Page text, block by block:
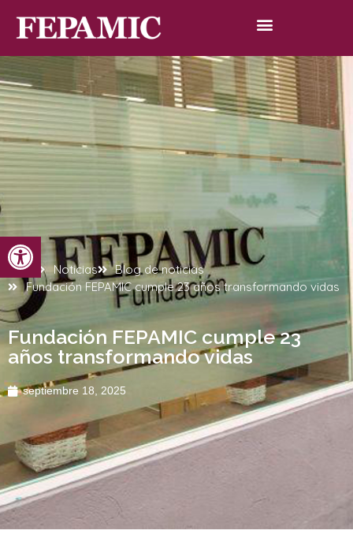
Abrir barra de herramientas
Inicio Noticias
Blog de noticias
Fundación FEPAMIC cumple 23 años transformando vidas
Fundación FEPAMIC cumple 23
años transformando vidas
septiembre 18, 2025